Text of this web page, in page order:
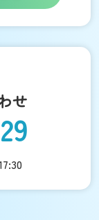
せ